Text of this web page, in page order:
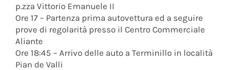
p.zza Vittorio Emanuele II
Ore 17 – Partenza prima autovettura ed a seguire
prove di regolarità presso il Centro Commerciale
Aliante
Ore 18:45 – Arrivo delle auto a Terminillo in località
Pian de Valli